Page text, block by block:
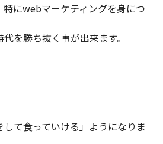
にwebマーケティングを身につ
を勝ち抜く事が出来ます。
て食っていける」ようになりま